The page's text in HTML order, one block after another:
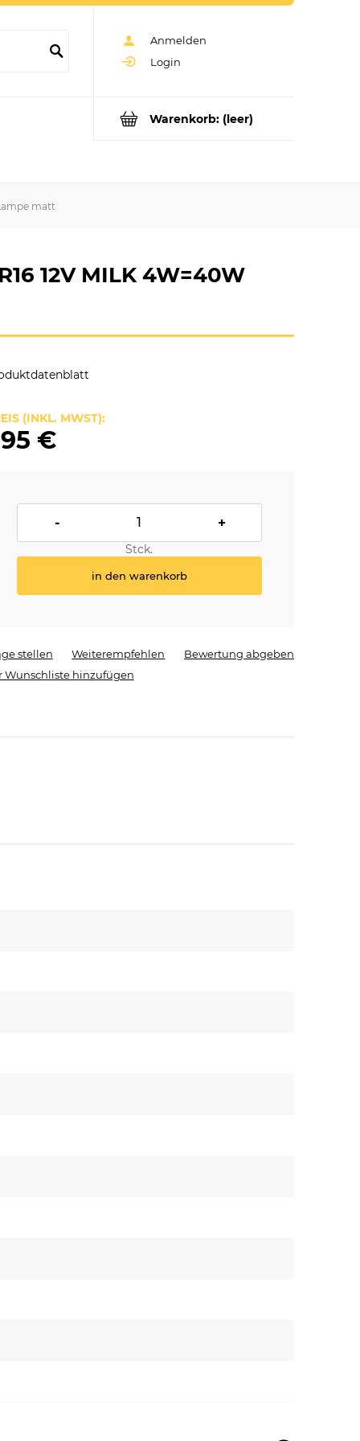
Anmelden
Login
Warenkorb: (leer)
matt
12V MILK 4W=40W
(INKL. MWST):
€
- +
Stck.
in den warenkorb
stellen Weiterempfehlen
Bewertung abgeben
Wunschliste hinzufügen